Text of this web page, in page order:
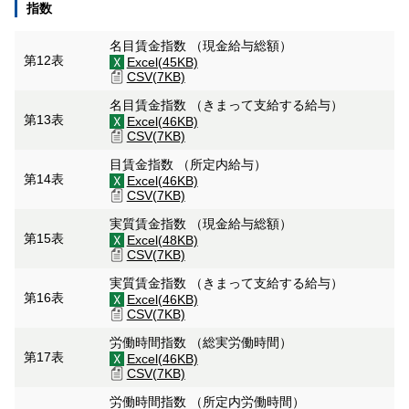
指数
第12表
名目賃金指数 （現金給与総額）
Excel(45KB)
CSV(7KB)
第13表
名目賃金指数 （きまって支給する給与）
Excel(46KB)
CSV(7KB)
第14表
目賃金指数 （所定内給与）
Excel(46KB)
CSV(7KB)
第15表
実質賃金指数 （現金給与総額）
Excel(48KB)
CSV(7KB)
第16表
実質賃金指数 （きまって支給する給与）
Excel(46KB)
CSV(7KB)
第17表
労働時間指数 （総実労働時間）
Excel(46KB)
CSV(7KB)
労働時間指数 （所定内労働時間）